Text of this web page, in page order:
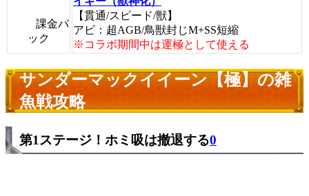
課金パ
ック
【貫通/スピード/獣】
アビ：超AGB/鳥獣封じM+SS短縮
※コラボ期間中は運極として使える
サンダーマックイイーン【極】の雑
魚戦攻略
第1ステージ！ホミ吸は撤退する0